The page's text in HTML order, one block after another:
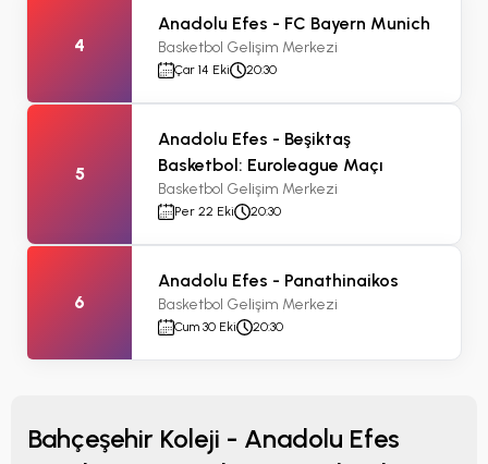
4
Anadolu Efes - FC Bayern Munich
Basketbol Gelişim Merkezi
Çar 14 Eki 20:30
5
Anadolu Efes - Beşiktaş
Basketbol: Euroleague Maçı
Basketbol Gelişim Merkezi
Per 22 Eki 20:30
6
Anadolu Efes - Panathinaikos
Basketbol Gelişim Merkezi
Cum 30 Eki 20:30
Bahçeşehir Koleji - Anadolu Efes